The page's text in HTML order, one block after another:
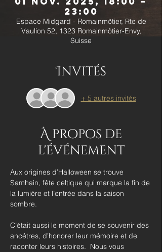
23:00
Espace Midgard - Romainmôtier, Rte de
Vaulion 52, 1323 Romainmôtier-Envy,
Suisse
Invités
+ 5 autres invités
À propos de
l'événement
Aux origines d’Halloween se trouve
Samhain, fête celtique qui marque la fin de
la lumière et l’entrée dans la saison
sombre.
C’était aussi le moment de se souvenir des
ancêtres, d’honorer leur mémoire et de
raconter leurs histoires.  Nous vous